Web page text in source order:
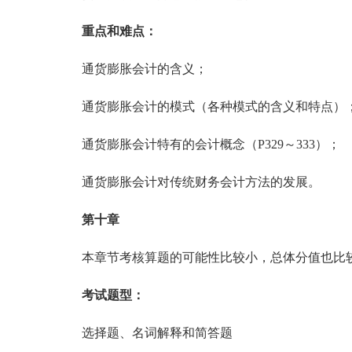
重点和难点：
通货膨胀会计的含义；
通货膨胀会计的模式（各种模式的含义和特点）；
通货膨胀会计特有的会计概念（P329～333）；
通货膨胀会计对传统财务会计方法的发展。
第十章
本章节考核算题的可能性比较小，总体分值也比
考试题型：
选择题、名词解释和简答题